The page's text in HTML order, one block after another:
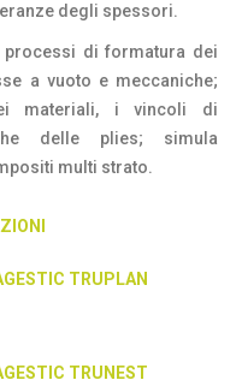
degli spessori.
processi di formatura dei
a vuoto e meccaniche;
materiali, i vincoli di
delle plies; simula
multi strato.
TRUPLAN
TRUNEST